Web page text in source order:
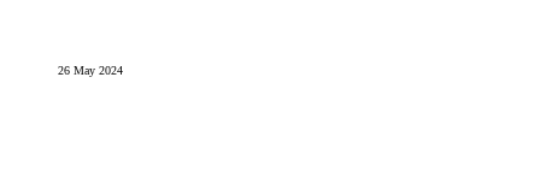
26 May 2024